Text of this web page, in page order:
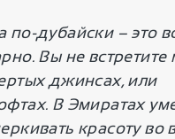
по-дубайски – это
Вы не встретите
джинсах, или
В Эмиратах
красоту во